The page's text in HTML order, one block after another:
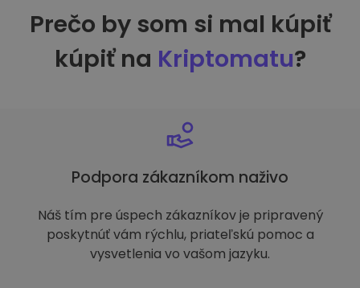
Prečo by som si mal kúpiť
kúpiť na Kriptomatu?
Podpora zákazníkom naživo
Náš tím pre úspech zákazníkov je pripravený
poskytnúť vám rýchlu, priateľskú pomoc a
vysvetlenia vo vašom jazyku.